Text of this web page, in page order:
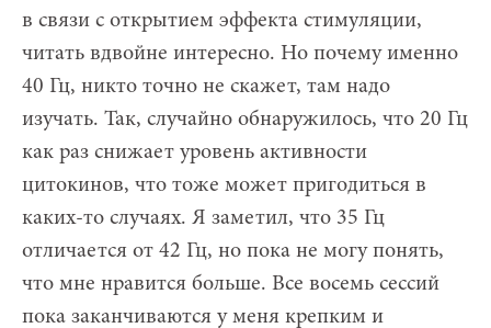
в связи с открытием эффекта стимуляции,
читать вдвойне интересно. Но почему именно
40 Гц, никто точно не скажет, там надо
изучать. Так, случайно обнаружилось, что 20 Гц
как раз снижает уровень активности
цитокинов, что тоже может пригодиться в
каких-то случаях. Я заметил, что 35 Гц
отличается от 42 Гц, но пока не могу понять,
что мне нравится больше. Все восемь сессий
пока заканчиваются у меня крепким и